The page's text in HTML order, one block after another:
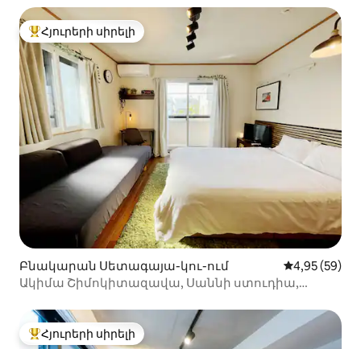
Հյուրերի սիրելի լավագույն տները
Հյուրերի սիրելի
Բնակարան Սետագայա-կու-ում Միջին
4,95 (59)
Ակիմա Շիմոկիտազավա, Սաննի ստուդիա,
Հյուրերի սիրելի լավագույն տները
Հյուրերի սիրելի